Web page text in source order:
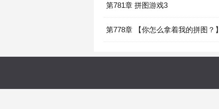
第781章 拼图游戏3
第778章 【你怎么拿着我的拼图？】